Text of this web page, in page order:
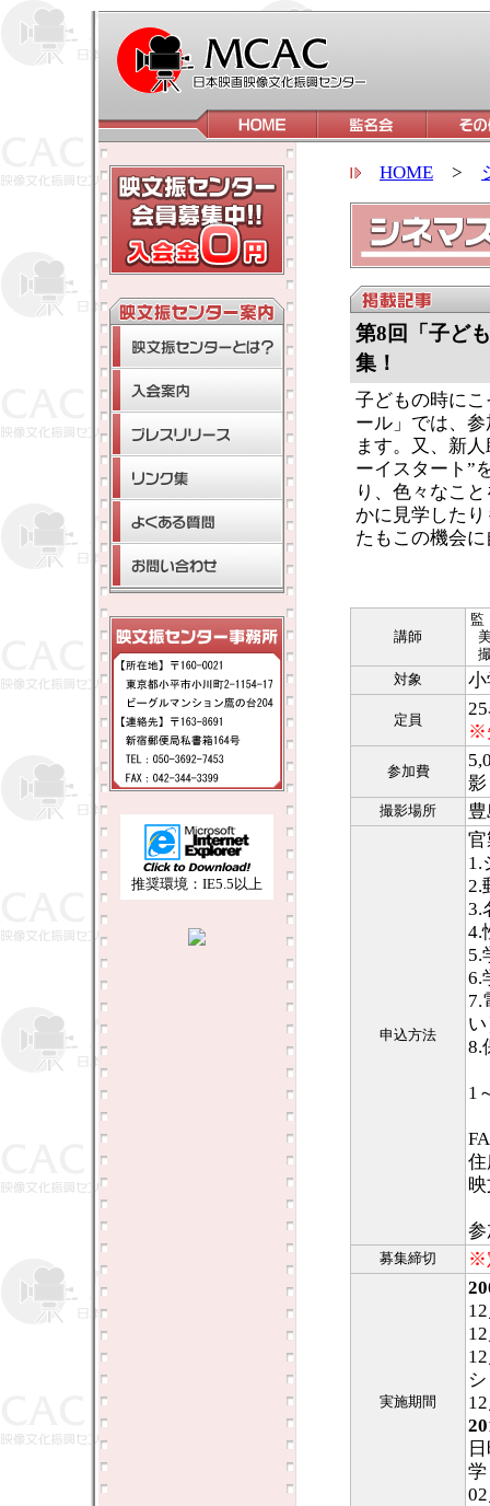
推奨環境：IE5.5以上
HOME >
第8回「子ど
集！
子どもの時に
ール」では、
ます。又、新
ーイスタート”
り、色々なこ
かに見学した
たもこの機会
講師
対象
定員
※
参加費
撮影場所
申込方法
1.
2.
3.
4.
5.
6.
7.
8.
1
募集締切 ※
実施期間
学